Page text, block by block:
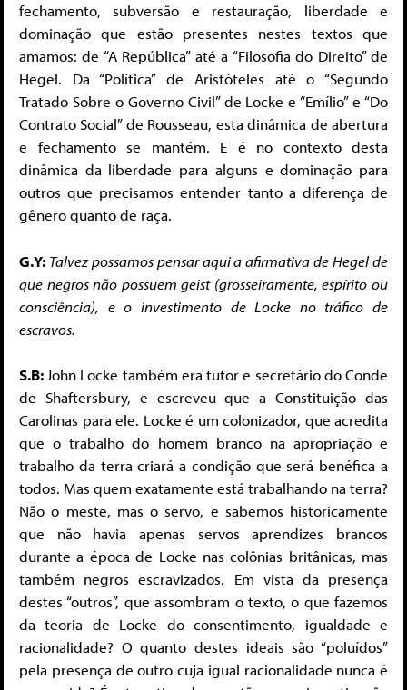
fechamento, subversão e restauração, liberdade e
dominação que estão presentes nestes textos que
amamos: de “A República” até a “Filosofia do Direito” de
Hegel. Da “Política” de Aristóteles até o “Segundo
Tratado Sobre o Governo Civil” de Locke e “Emílio” e “Do
Contrato Social” de Rousseau, esta dinâmica de abertura
e fechamento se mantém. E é no contexto desta
dinâmica da liberdade para alguns e dominação para
outros que precisamos entender tanto a diferença de
gênero quanto de raça.
G.Y: Talvez possamos pensar aqui a afirmativa de Hegel de
que negros não possuem geist (grosseiramente, espírito ou
consciência), e o investimento de Locke no tráfico de
escravos.
S.B:John Locke também era tutor e secretário do Conde
de Shaftersbury, e escreveu que a Constituição das
Carolinas para ele. Locke é um colonizador, que acredita
que o trabalho do homem branco na apropriação e
trabalho da terra criará a condição que será benéfica a
todos. Mas quem exatamente está trabalhando na terra?
Não o meste, mas o servo, e sabemos historicamente
que não havia apenas servos aprendizes brancos
durante a época de Locke nas colônias britânicas, mas
também negros escravizados. Em vista da presença
destes “outros”, que assombram o texto, o que fazemos
da teoria de Locke do consentimento, igualdade e
racionalidade? O quanto destes ideais são “poluídos”
pela presença de outro cuja igual racionalidade nunca é